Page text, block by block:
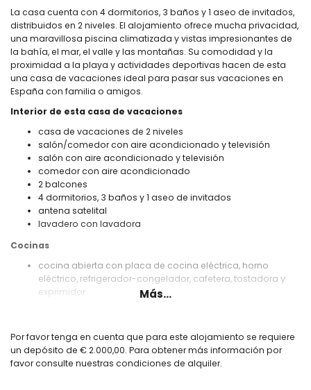
La casa cuenta con 4 dormitorios, 3 baños y 1 aseo de invitados,
distribuidos en 2 niveles. El alojamiento ofrece mucha privacidad,
una maravillosa piscina climatizada y vistas impresionantes de
la bahía, el mar, el valle y las montañas. Su comodidad y la
proximidad a la playa y actividades deportivas hacen de esta
una casa de vacaciones ideal para pasar sus vacaciones en
España con familia o amigos.
Interior de esta casa de vacaciones
casa de vacaciones de 2 niveles
salón/comedor con aire acondicionado y televisión
salón con aire acondicionado y televisión
comedor con aire acondicionado
2 balcones
4 dormitorios, 3 baños y 1 aseo de invitados
antena satelital
lavadero con lavadora
Cocinas
cocina abierta con placa de cocina eléctrica, horno
eléctrico, refrigerador-congelador, cafetera, tostadora y
exprimidor
tetera eléctrica, batidora, tostadora y exprimidor
Dormitorios y baños
Más...
Por favor tenga en cuenta que para este alojamiento se requiere
un depósito de € 2.000,00. Para obtener más información por
favor consulte nuestras condiciones de alquiler.